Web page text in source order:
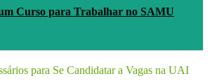
Curso para Trabalhar no SAMU
para Se Candidatar a Vagas na UAI